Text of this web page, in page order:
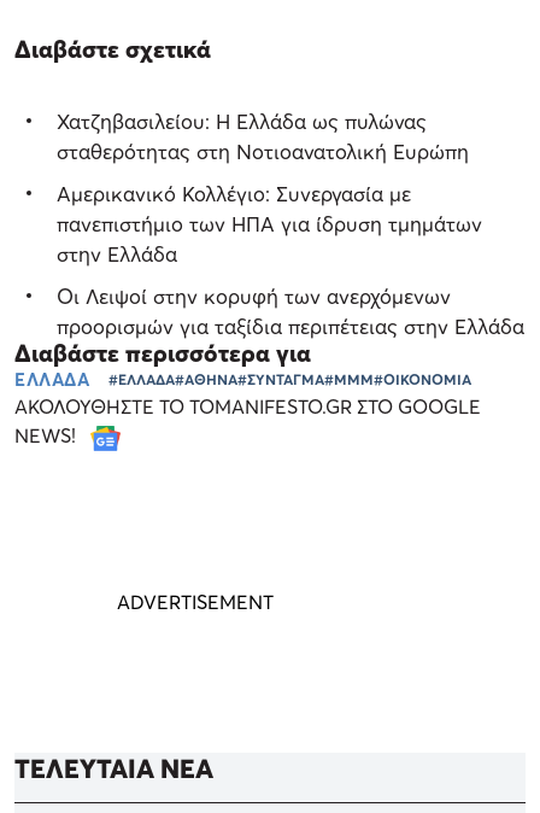
Διαβάστε σχετικά
Χατζηβασιλείου: Η Ελλάδα ως πυλώνας
σταθερότητας στη Νοτιοανατολική Ευρώπη
Αμερικανικό Κολλέγιο: Συνεργασία με
πανεπιστήμιο των ΗΠΑ για ίδρυση τμημάτων
στην Ελλάδα
Οι Λειψοί στην κορυφή των ανερχόμενων
προορισμών για ταξίδια περιπέτειας στην Ελλάδα
Διαβάστε περισσότερα για
ΕΛΛΑΔΑ #ΕΛΛΑΔΑ#ΑΘΗΝΑ#ΣΥΝΤΑΓΜΑ#ΜΜΜ#ΟΙΚΟΝΟΜΙΑ
ΑΚΟΛΟΥΘΗΣΤΕ ΤΟ TOMANIFESTO.GR ΣΤΟ GOOGLE
NEWS!
ΤΕΛΕΥΤΑΙΑ ΝΕΑ